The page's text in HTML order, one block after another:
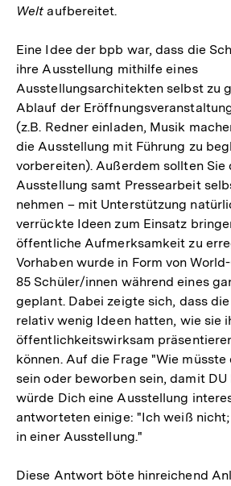
Welt aufbereitet.
Eine Idee der bpb war, dass die
ihre Ausstellung mithilfe eines
Ausstellungsarchitekten selbst zu
Ablauf der
(z.B. Redner einladen, Musik
die Ausstellung mit Führung zu
vorbereiten). Außerdem sollten
Ausstellung samt Pressearbeit
nehmen – mit Unterstützung
verrückte Ideen zum Einsatz
öffentliche Aufmerksamkeit zu
Vorhaben wurde in Form von
85 Schüler/innen während eines
geplant. Dabei zeigte sich, dass
relativ wenig Ideen hatten, wie sie
öffentlichkeitswirksam
können. Auf die Frage "Wie
sein oder beworben sein, damit DU
würde Dich eine Ausstellung
antworteten einige: "Ich weiß
in einer Ausstellung."
Diese Antwort böte hinreichend